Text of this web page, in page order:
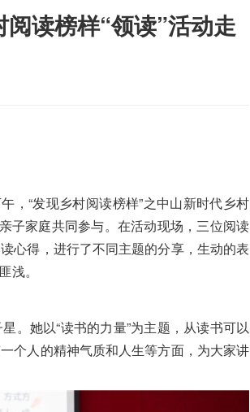
读榜样“领读”活动走
，“发现乡村阅读榜样”之中山新时代乡村
子家庭共同参与。在活动现场，三位阅读
心得，进行了不同主题的分享，生动的表
浅。
。她以“读书的力量”为主题，从读书可以
个人的精神气质和人生等方面，为大家讲